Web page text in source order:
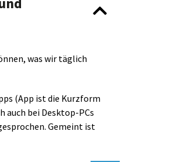
was wir täglich
(App ist die Kurzform
auch bei Desktop-PCs
Gemeint ist